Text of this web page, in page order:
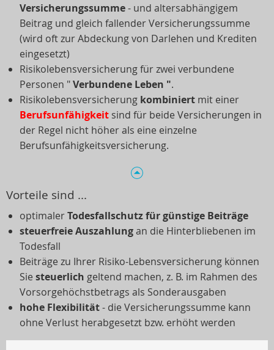
Versicherungssumme- und altersabhängigem
Beitrag und gleich fallender Versicherungssumme
(wird oft zur Abdeckung von Darlehen und Krediten
eingesetzt)
Risikolebensversicherung für zwei verbundene
Personen "Verbundene Leben ".
Risikolebensversicherung kombiniert mit einer
Berufsunfähigkeit sind für beide Versicherungen in
der Regel nicht höher als eine einzelne
Berufsunfähigkeitsversicherung.
Vorteile sind ...
optimalerTodesfallschutz für günstige Beiträge
steuerfreie Auszahlungan die Hinterbliebenen im
Todesfall
Beiträge zu Ihrer Risiko-Lebensversicherung können
Sie steuerlich geltend machen, z. B. im Rahmen des
Vorsorgehöchstbetrags als Sonderausgaben
hohe Flexibilität- die Versicherungssumme kann
ohne Verlust herabgesetzt bzw. erhöht werden